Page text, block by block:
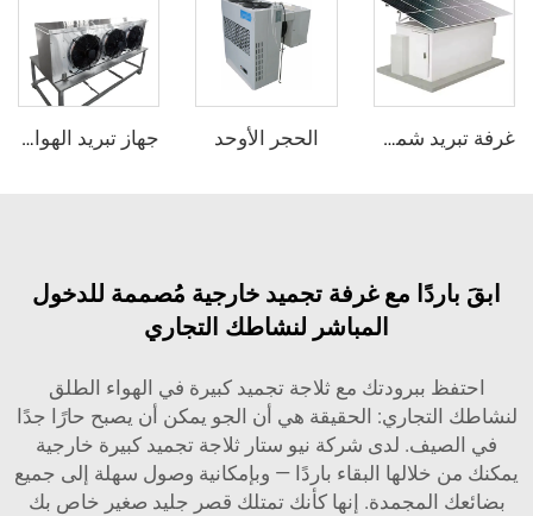
غرفة تبريد شمسية الحجر الأوحد جهاز تبريد الهواء بالتبخير
مع غرفة تجميد خارجية مُصممة للدخول
المباشر لنشاطك التجاري
ببرودتك مع ثلاجة تجميد كبيرة في الهواء الطلق
الحقيقة هي أن الجو يمكن أن يصبح حارًا جدًا
لدى شركة نيو ستار ثلاجة تجميد كبيرة خارجية
البقاء باردًا — وبإمكانية وصول سهلة إلى جميع
إنها كأنك تمتلك قصر جليد صغير خاص بك